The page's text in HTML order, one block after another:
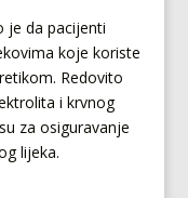
je da pacijenti
koje koriste
Redovito
i krvnog
za osiguravanje
lijeka.